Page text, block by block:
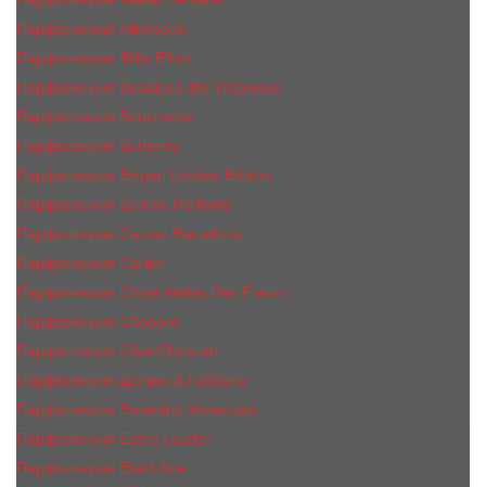
Парфюмерия Atkinsons
Парфюмерия Billie Eilish
Парфюмерия Boadicea the Victorious
Парфюмерия Boucheron
Парфюмерия Burberry
Парфюмерия Bvlgari Limited Edition
Парфюмерия Byredo Parfums
Парфюмерия Carner Barcelona
Парфюмерия Cartier
Парфюмерия Chloe Atelier Des Fleurs
Парфюмерия Сhopard
Парфюмерия Clive Christian
Парфюмерия Дольче & Габбана
Парфюмерия Escentric Molecules
Парфюмерия Estee Lаudеr
Парфюмерия Etat Libre